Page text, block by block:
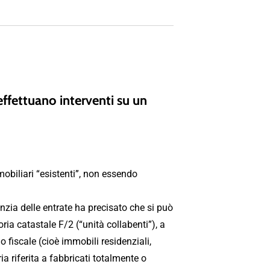
interventi su un
“esistenti”, non essendo
delle entrate ha precisato che si può
catastale F/2 (“unità collabenti”), a
fiscale (cioè immobili residenziali,
riferita a fabbricati totalmente o